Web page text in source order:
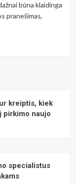
būna klaidinga
pranešimas,
kreiptis, kiek
pirkimo naujo
specialistus